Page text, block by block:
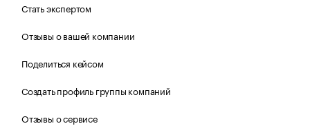
Стать экспертом
Отзывы о вашей компании
Поделиться кейсом
Создать профиль группы компаний
Отзывы о сервисе